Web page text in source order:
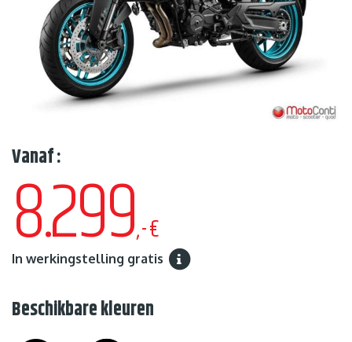
Vanaf :
8.299,-€
In werkingstelling gratis
Beschikbare kleuren